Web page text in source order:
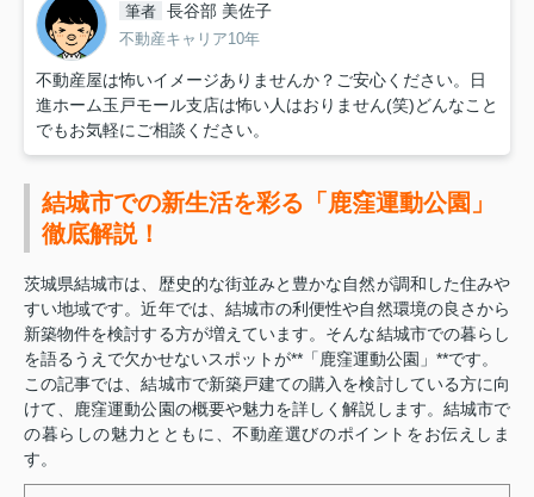
筆者 長谷部 美佐子
不動産キャリア10年
不動産屋は怖いイメージありませんか？ご安心ください。日
進ホーム玉戸モール支店は怖い人はおりません(笑)どんなこと
でもお気軽にご相談ください。
結城市での新生活を彩る「鹿窪運動公園」
徹底解説！
茨城県結城市は、歴史的な街並みと豊かな自然が調和した住みや
すい地域です。近年では、結城市の利便性や自然環境の良さから
新築物件を検討する方が増えています。そんな結城市での暮らし
を語るうえで欠かせないスポットが**「鹿窪運動公園」**です。
この記事では、結城市で新築戸建ての購入を検討している方に向
けて、鹿窪運動公園の概要や魅力を詳しく解説します。結城市で
の暮らしの魅力とともに、不動産選びのポイントをお伝えしま
す。